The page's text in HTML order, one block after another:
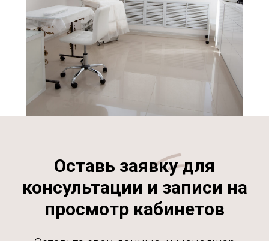
Оставь заявку для
консультации и записи на
просмотр кабинетов